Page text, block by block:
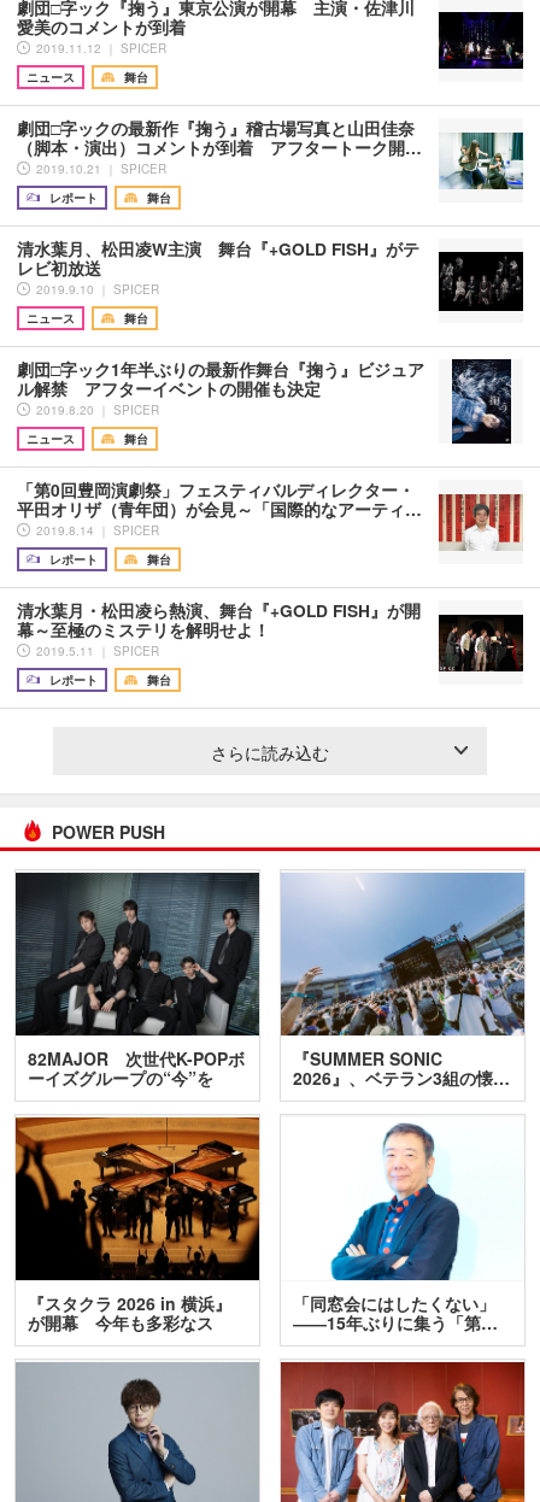
劇団□字ック『掬う』東京公演が開幕 主演・佐津川
愛美のコメントが到着
2019.11.12 ｜ SPICER
ニュース
舞台
劇団□字ックの最新作『掬う』稽古場写真と山田佳奈
（脚本・演出）コメントが到着 アフタートーク開…
2019.10.21 ｜ SPICER
レポート
舞台
清水葉月、松田凌W主演 舞台『+GOLD FISH』がテ
レビ初放送
2019.9.10 ｜ SPICER
ニュース
舞台
劇団□字ック1年半ぶりの最新作舞台『掬う』ビジュア
ル解禁 アフターイベントの開催も決定
2019.8.20 ｜ SPICER
ニュース
舞台
「第0回豊岡演劇祭」フェスティバルディレクター・
平田オリザ（青年団）が会見～「国際的なアーティ…
2019.8.14 ｜ SPICER
レポート
舞台
清水葉月・松田凌ら熱演、舞台『+GOLD FISH』が開
幕～至極のミステリを解明せよ！
2019.5.11 ｜ SPICER
レポート
舞台
さらに読み込む
POWER PUSH
82MAJOR 次世代K-POPボ
ーイズグループの“今”を
訊…
『SUMMER SONIC
2026』、ベテラン3組の懐…
『スタクラ 2026 in 横浜』
が開幕 今年も多彩なス
テ…
「同窓会にはしたくない」
――15年ぶりに集う「第…